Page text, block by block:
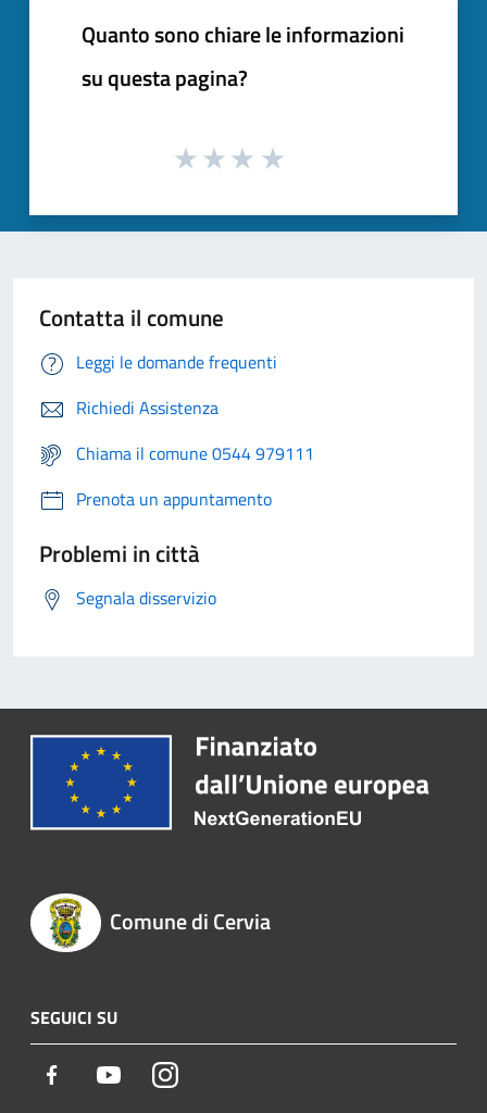
Quanto sono chiare le informazioni
su questa pagina?
Contatta il comune
Leggi le domande frequenti
Richiedi Assistenza
Chiama il comune 0544 979111
Prenota un appuntamento
Problemi in città
Segnala disservizio
Comune di Cervia
SEGUICI SU
Facebook YoutubeInstagram